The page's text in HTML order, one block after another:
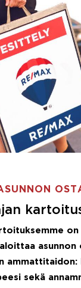
asunnon
ammattitaidon:
sekä